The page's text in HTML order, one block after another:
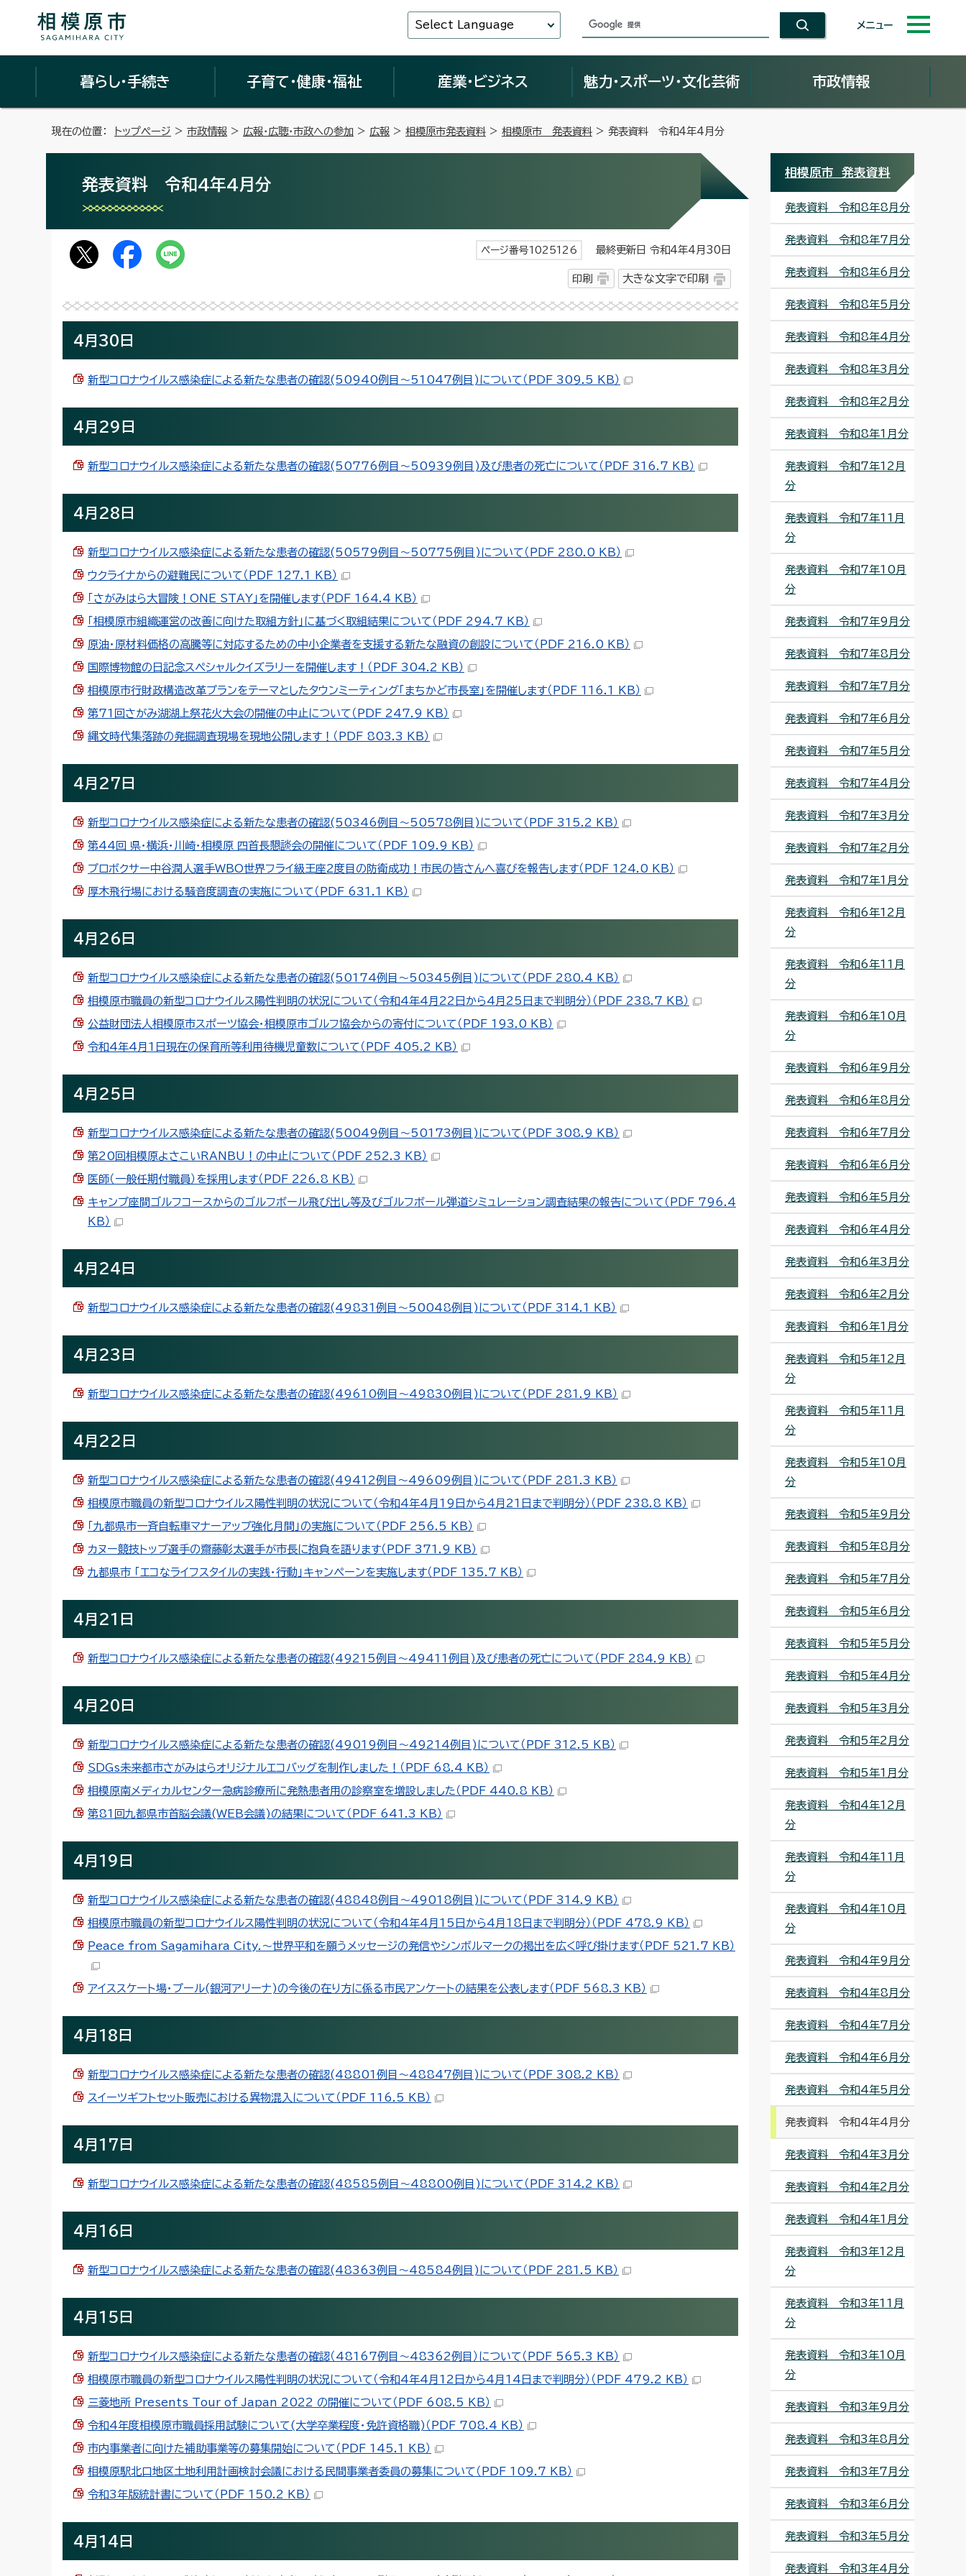
Select Language メニュー
暮らし・手続き 子育て・健康・福祉 産業・ビジネス 魅力・スポーツ・文化芸術 市政情報
現在の位置： トップページ > 市政情報 > 広報・広聴・市政への参加 > 広報 > 相模原市発表資料 > 相模原市 発表資料 > 発表資料 令和4年4月分
発表資料 令和4年4月分
ページ番号1025126 最終更新日 令和4年4月30日
印刷 大きな文字で印刷
4月30日
新型コロナウイルス感染症による新たな患者の確認(50940例目～51047例目)について（PDF 309.5 KB）
4月29日
新型コロナウイルス感染症による新たな患者の確認(50776例目～50939例目)及び患者の死亡について（PDF 316.7 KB）
4月28日
新型コロナウイルス感染症による新たな患者の確認(50579例目～50775例目)について（PDF 280.0 KB）
ウクライナからの避難民について（PDF 127.1 KB）
「さがみはら大冒険！ONE STAY」を開催します（PDF 164.4 KB）
「相模原市組織運営の改善に向けた取組方針」に基づく取組結果について（PDF 294.7 KB）
原油・原材料価格の高騰等に対応するための中小企業者を支援する新たな融資の創設について（PDF 216.0 KB）
国際博物館の日記念スペシャルクイズラリーを開催します！（PDF 304.2 KB）
相模原市行財政構造改革プランをテーマとしたタウンミーティング「まちかど市長室」を開催します（PDF 116.1 KB）
第71回さがみ湖湖上祭花火大会の開催の中止について（PDF 247.9 KB）
縄文時代集落跡の発掘調査現場を現地公開します！（PDF 803.3 KB）
4月27日
新型コロナウイルス感染症による新たな患者の確認(50346例目～50578例目)について（PDF 315.2 KB）
第44回 県・横浜・川崎・相模原 四首長懇談会の開催について（PDF 109.9 KB）
プロボクサー中谷潤人選手WBO世界フライ級王座2度目の防衛成功！市民の皆さんへ喜びを報告します（PDF 124.0 KB）
厚木飛行場における騒音度調査の実施について（PDF 631.1 KB）
4月26日
新型コロナウイルス感染症による新たな患者の確認(50174例目～50345例目)について（PDF 280.4 KB）
相模原市職員の新型コロナウイルス陽性判明の状況について（令和4年4月22日から4月25日まで判明分）（PDF 238.7 KB）
公益財団法人相模原市スポーツ協会・相模原市ゴルフ協会からの寄付について（PDF 193.0 KB）
令和4年4月1日現在の保育所等利用待機児童数について（PDF 405.2 KB）
4月25日
新型コロナウイルス感染症による新たな患者の確認(50049例目～50173例目)について（PDF 308.9 KB）
第20回相模原よさこいRANBU！の中止について（PDF 252.3 KB）
医師（一般任期付職員）を採用します（PDF 226.8 KB）
キャンプ座間ゴルフコースからのゴルフボール飛び出し等及びゴルフボール弾道シミュレーション調査結果の報告について（PDF 796.4
KB）
4月24日
新型コロナウイルス感染症による新たな患者の確認(49831例目～50048例目)について（PDF 314.1 KB）
4月23日
新型コロナウイルス感染症による新たな患者の確認(49610例目～49830例目)について（PDF 281.9 KB）
4月22日
新型コロナウイルス感染症による新たな患者の確認(49412例目～49609例目)について（PDF 281.3 KB）
相模原市職員の新型コロナウイルス陽性判明の状況について（令和4年4月19日から4月21日まで判明分）（PDF 238.8 KB）
「九都県市一斉自転車マナーアップ強化月間」の実施について（PDF 256.5 KB）
カヌー競技トップ選手の齋藤彰太選手が市長に抱負を語ります（PDF 371.9 KB）
九都県市 「エコなライフスタイルの実践・行動」キャンペーンを実施します（PDF 135.7 KB）
4月21日
新型コロナウイルス感染症による新たな患者の確認(49215例目～49411例目)及び患者の死亡について（PDF 284.9 KB）
4月20日
新型コロナウイルス感染症による新たな患者の確認(49019例目～49214例目)について（PDF 312.5 KB）
SDGs未来都市さがみはらオリジナルエコバッグを制作しました！（PDF 68.4 KB）
相模原南メディカルセンター急病診療所に発熱患者用の診察室を増設しました（PDF 440.8 KB）
第81回九都県市首脳会議(WEB会議)の結果について（PDF 641.3 KB）
4月19日
新型コロナウイルス感染症による新たな患者の確認(48848例目～49018例目)について（PDF 314.9 KB）
相模原市職員の新型コロナウイルス陽性判明の状況について（令和4年4月15日から4月18日まで判明分）（PDF 478.9 KB）
Peace from Sagamihara City.～世界平和を願うメッセージの発信やシンボルマークの掲出を広く呼び掛けます（PDF 521.7 KB）
アイススケート場・プール(銀河アリーナ)の今後の在り方に係る市民アンケートの結果を公表します（PDF 568.3 KB）
4月18日
新型コロナウイルス感染症による新たな患者の確認(48801例目～48847例目)について（PDF 308.2 KB）
スイーツギフトセット販売における異物混入について（PDF 116.5 KB）
4月17日
新型コロナウイルス感染症による新たな患者の確認(48585例目～48800例目)について（PDF 314.2 KB）
4月16日
新型コロナウイルス感染症による新たな患者の確認(48363例目～48584例目)について（PDF 281.5 KB）
4月15日
新型コロナウイルス感染症による新たな患者の確認（48167例目～48362例目）について（PDF 565.3 KB）
相模原市職員の新型コロナウイルス陽性判明の状況について（令和4年4月12日から4月14日まで判明分）（PDF 479.2 KB）
三菱地所 Presents Tour of Japan 2022 の開催について（PDF 608.5 KB）
令和4年度相模原市職員採用試験について(大学卒業程度・免許資格職)（PDF 708.4 KB）
市内事業者に向けた補助事業等の募集開始について（PDF 145.1 KB）
相模原駅北口地区土地利用計画検討会議における民間事業者委員の募集について（PDF 109.7 KB）
令和3年版統計書について（PDF 150.2 KB）
4月14日
相模原市 発表資料
発表資料 令和8年8月分
発表資料 令和8年7月分
発表資料 令和8年6月分
発表資料 令和8年5月分
発表資料 令和8年4月分
発表資料 令和8年3月分
発表資料 令和8年2月分
発表資料 令和8年1月分
発表資料 令和7年12月
分
発表資料 令和7年11月
分
発表資料 令和7年10月
分
発表資料 令和7年9月分
発表資料 令和7年8月分
発表資料 令和7年7月分
発表資料 令和7年6月分
発表資料 令和7年5月分
発表資料 令和7年4月分
発表資料 令和7年3月分
発表資料 令和7年2月分
発表資料 令和7年1月分
発表資料 令和6年12月
分
発表資料 令和6年11月
分
発表資料 令和6年10月
分
発表資料 令和6年9月分
発表資料 令和6年8月分
発表資料 令和6年7月分
発表資料 令和6年6月分
発表資料 令和6年5月分
発表資料 令和6年4月分
発表資料 令和6年3月分
発表資料 令和6年2月分
発表資料 令和6年1月分
発表資料 令和5年12月
分
発表資料 令和5年11月
分
発表資料 令和5年10月
分
発表資料 令和5年9月分
発表資料 令和5年8月分
発表資料 令和5年7月分
発表資料 令和5年6月分
発表資料 令和5年5月分
発表資料 令和5年4月分
発表資料 令和5年3月分
発表資料 令和5年2月分
発表資料 令和5年1月分
発表資料 令和4年12月
分
発表資料 令和4年11月
分
発表資料 令和4年10月
分
発表資料 令和4年9月分
発表資料 令和4年8月分
発表資料 令和4年7月分
発表資料 令和4年6月分
発表資料 令和4年5月分
発表資料 令和4年4月分
発表資料 令和4年3月分
発表資料 令和4年2月分
発表資料 令和4年1月分
発表資料 令和3年12月
分
発表資料 令和3年11月
分
発表資料 令和3年10月
分
発表資料 令和3年9月分
発表資料 令和3年8月分
発表資料 令和3年7月分
発表資料 令和3年6月分
発表資料 令和3年5月分
発表資料 令和3年4月分